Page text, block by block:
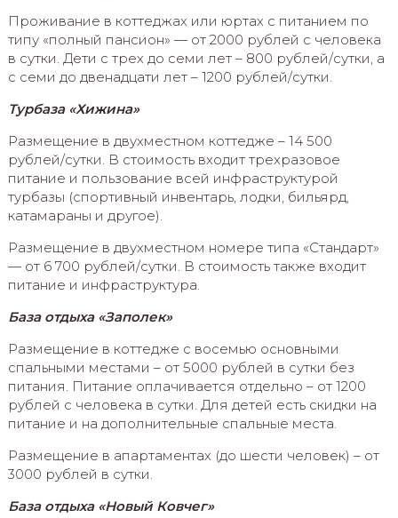
Проживание в коттеджах или юртах с питанием по
типу «полный пансион» — от 2000 рублей с человека
в сутки. Дети с трех до семи лет – 800 рублей/сутки, а
с семи до двенадцати лет – 1200 рублей/сутки.
Турбаза «Хижина»
Размещение в двухместном коттедже – 14 500
рублей/сутки. В стоимость входит трехразовое
питание и пользование всей инфраструктурой
турбазы (спортивный инвентарь, лодки, бильярд,
катамараны и другое).
Размещение в двухместном номере типа «Стандарт»
— от 6 700 рублей/сутки. В стоимость также входит
питание и инфраструктура.
База отдыха «Заполек»
Размещение в коттедже с восемью основными
спальными местами – от 5000 рублей в сутки без
питания. Питание оплачивается отдельно – от 1200
рублей с человека в сутки. Для детей есть скидки на
питание и на дополнительные спальные места.
Размещение в апартаментах (до шести человек) – от
3000 рублей в сутки.
База отдыха «Новый Ковчег»